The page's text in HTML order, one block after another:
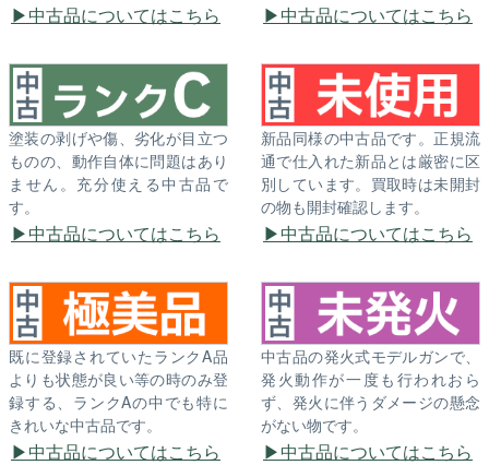
中古品についてはこちら 中古品についてはこちら
塗装の剥げや傷、劣化が目立つ
ものの、動作自体に問題はあり
ません。充分使える中古品で
す。
中古品についてはこちら
新品同様の中古品です。正規流
通で仕入れた新品とは厳密に区
別しています。買取時は未開封
の物も開封確認します。
中古品についてはこちら
既に登録されていたランクA品
よりも状態が良い等の時のみ登
録する、ランクAの中でも特に
きれいな中古品です。
中古品についてはこちら
中古品の発火式モデルガンで、
発火動作が一度も行われおら
ず、発火に伴うダメージの懸念
がない物です。
中古品についてはこちら